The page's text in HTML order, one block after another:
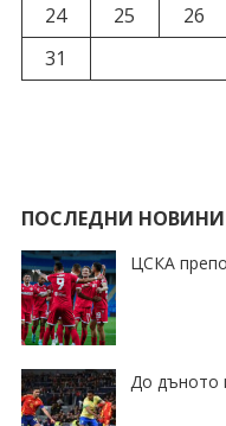
24
25 26
31
ПОСЛЕДНИ НОВИНИ
ЦСКА
До дъното